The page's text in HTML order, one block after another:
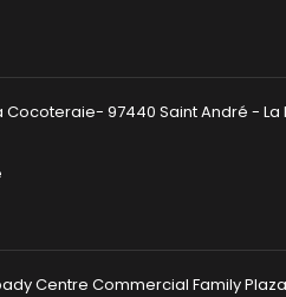
Cocoteraie- 97440 Saint André - La
Centre Commercial Family